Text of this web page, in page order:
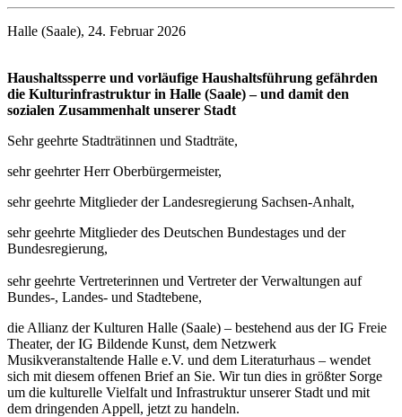
Halle (Saale), 24. Februar 2026
Haushaltssperre und vorläufige Haushaltsführung gefährden
die Kulturinfrastruktur in Halle (Saale) – und damit den
sozialen Zusammenhalt unserer Stadt
Sehr geehrte Stadträtinnen und Stadträte,
sehr geehrter Herr Oberbürgermeister,
sehr geehrte Mitglieder der Landesregierung Sachsen-Anhalt,
sehr geehrte Mitglieder des Deutschen Bundestages und der
Bundesregierung,
sehr geehrte Vertreterinnen und Vertreter der Verwaltungen auf
Bundes-, Landes- und Stadtebene,
die Allianz der Kulturen Halle (Saale) – bestehend aus der IG Freie
Theater, der IG Bildende Kunst, dem Netzwerk
Musikveranstaltende Halle e.V. und dem Literaturhaus – wendet
sich mit diesem offenen Brief an Sie. Wir tun dies in größter Sorge
um die kulturelle Vielfalt und Infrastruktur unserer Stadt und mit
dem dringenden Appell, jetzt zu handeln.